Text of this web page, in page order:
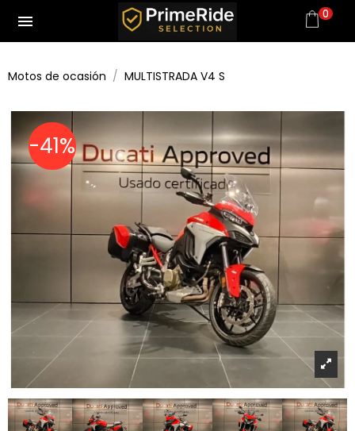
menu 0
Motos de ocasión MULTISTRADA V4 S
-41%